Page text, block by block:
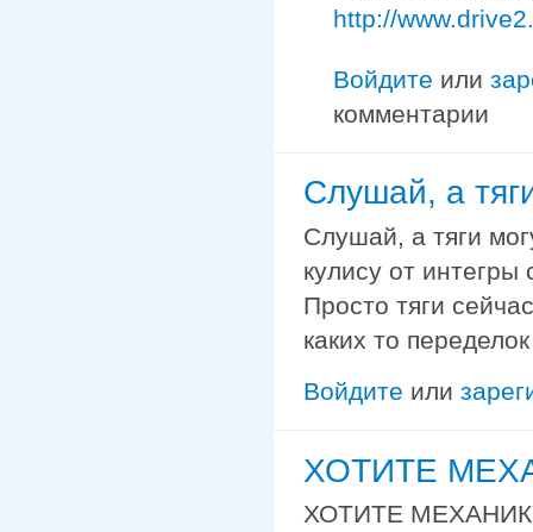
http://
Войдите или
комментарии
Слушай, а
Слушай, а тяги
кулису от
Просто тяги
каких то
Войдите или
ХОТИТЕ
ХОТИТЕ